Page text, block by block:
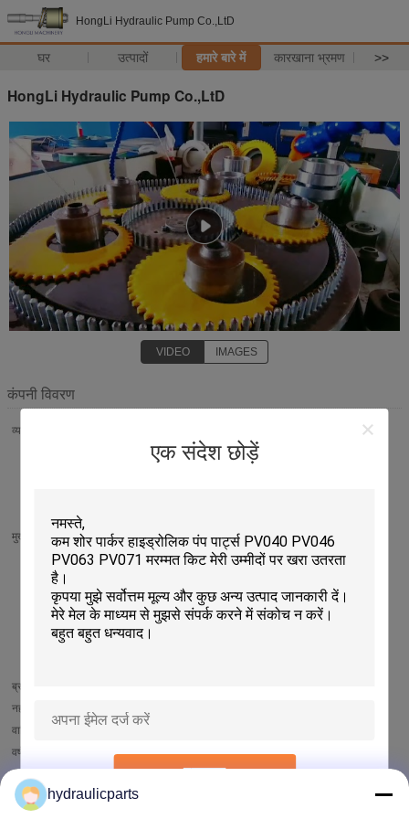
HongLi Hydraulic Pump Co.,LtD
घर उत्पादों हमारे बारे में कारखाना भ्रमण >>
HongLi Hydraulic Pump Co.,LtD
VIDEO IMAGES
कंपनी विवरण
व्यवसाय के प्रकार:
वितरक/थोक व्यापारी
मुख्य बाजार:
उत्तरी अमेरिका
दक्षिण अमेरिका
पश्चिमी यूरोप
पूर्वी एशिया
दक्षिण पूर्व एशिया
मध्य पूर्व
अफ्रीका
ब्रांड:
नहीं. कर्मचारियों की:
वार्षिक बिक्री:
US$ 5000000 - US$ 10000000
वर्ष की स्थापना की:
2012
P.c निर्यात:
कंपनी विवरण
एक संदेश छोड़ें
प्रस्तुत
hydraulicparts